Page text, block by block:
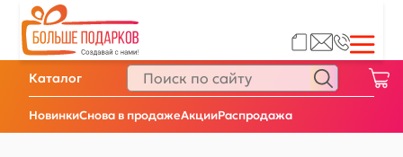
НовинкиСнова в продажеАкцииРаспродажа
Каталог